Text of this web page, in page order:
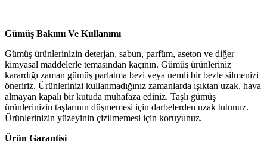
Gümüş Bakımı Ve Kullanımı
Gümüş ürünlerinizin deterjan, sabun, parfüm, aseton ve diğer
kimyasal maddelerle temasından kaçının. Gümüş ürünleriniz
karardığı zaman gümüş parlatma bezi veya nemli bir bezle silmenizi
öneririz. Ürünlerinizi kullanmadığınız zamanlarda ışıktan uzak, hava
almayan kapalı bir kutuda muhafaza ediniz. Taşlı gümüş
ürünlerinizin taşlarının düşmemesi için darbelerden uzak tutunuz.
Ürünlerinizin yüzeyinin çizilmemesi için koruyunuz.
Ürün Garantisi